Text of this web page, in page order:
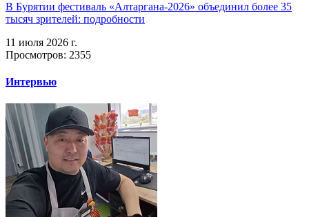
В Бурятии фестиваль «Алтаргана-2026» объединил более 35
тысяч зрителей: подробности
11 июля 2026 г.
Просмотров: 2355
Интервью